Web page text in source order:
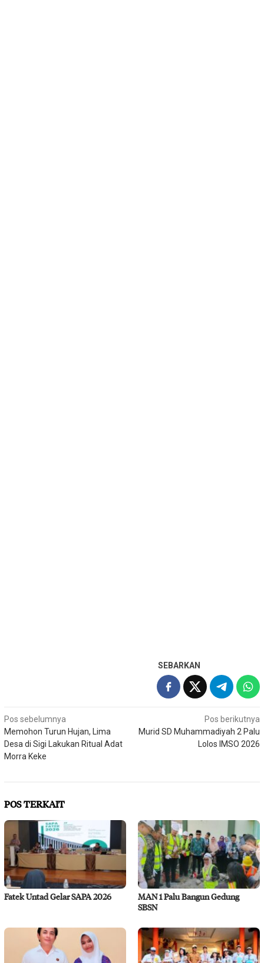
SEBARKAN
Navigasi
pos
Pos sebelumnya
Memohon Turun Hujan, Lima
Desa di Sigi Lakukan Ritual Adat
Morra Keke
Pos berikutnya
Murid SD Muhammadiyah 2 Palu
Lolos IMSO 2026
POS TERKAIT
Fatek Untad Gelar SAPA 2026
MAN 1 Palu Bangun Gedung
SBSN